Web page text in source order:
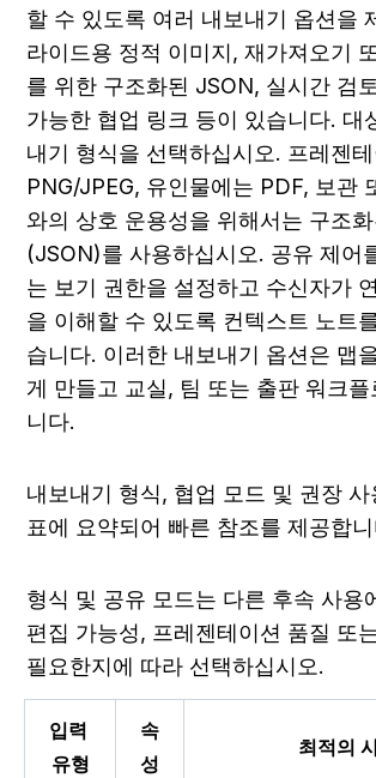
할 수 있도록 여러 내보내기 옵션을
라이드용 정적 이미지, 재가져오기
를 위한 구조화된 JSON, 실시간 검
가능한 협업 링크 등이 있습니다. 대
내기 형식을 선택하십시오. 프레젠
PNG/JPEG, 유인물에는 PDF, 보관
와의 상호 운용성을 위해서는 구조
(JSON)를 사용하십시오. 공유 제어
는 보기 권한을 설정하고 수신자가
을 이해할 수 있도록 컨텍스트 노트
습니다. 이러한 내보내기 옵션은 맵
게 만들고 교실, 팀 또는 출판 워크
니다.
내보내기 형식, 협업 모드 및 권장 사
표에 요약되어 빠른 참조를 제공합
형식 및 공유 모드는 다른 후속 사용
편집 가능성, 프레젠테이션 품질 또
필요한지에 따라 선택하십시오.
입력
유형
속
성
최적의